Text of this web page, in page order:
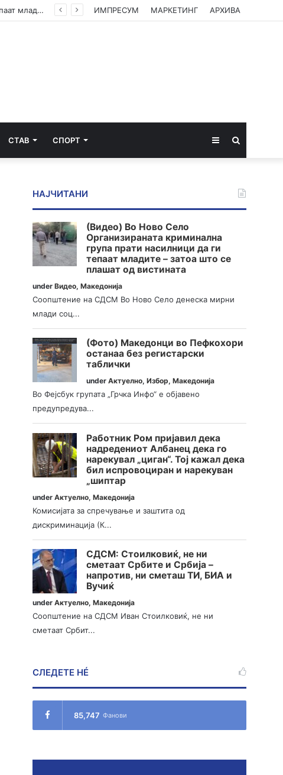
(Видео) Во Ново Село Организираната криминална група прати насилници да ги тепаат младите – затоа што се плашат од вистината ИМПРЕСУМ МАРКЕТИНГ АРХИВА
СТАВ СПОРТ Sidebar
НАЈЧИТАНИ
(Видео) Во Ново Село
Организираната криминална
група прати насилници да ги
тепаат младите – затоа што се
плашат од вистината
underВидео,Македонија
Соопштение на СДСМ Во Ново Село денеска мирни
млади соц...
(Фото) Македонци во Пефкохори
останаа без регистарски
таблички
underАктуелно,Избор,Македонија
Во Фејсбук групата „Грчка Инфо“ е објавено
предупредува...
Работник Ром пријавил дека
надредениот Албанец дека го
нарекувал „циган“. Тој кажал дека
бил испровоциран и нарекуван
„шиптар
underАктуелно,Македонија
Комисијата за спречување и заштита од
дискриминација (К...
СДСМ: Стоилковиќ, не ни
сметаат Србите и Србија –
напротив, ни сметаш ТИ, БИА и
Вучиќ
underАктуелно,Македонија
Соопштение на СДСМ Иван Стоилковиќ, не ни
сметаат Србит...
СЛЕДЕТЕ НÉ
85,747 Фанови